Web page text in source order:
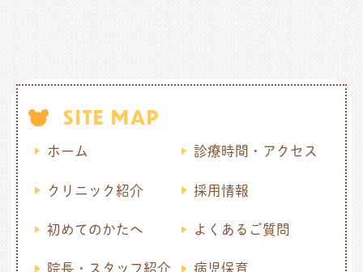
SITE MAP
ホーム 診療時間・アクセス
クリニック紹介 採用情報
初めてのかたへ よくあるご質問
院長・スタッフ紹介 病児保育